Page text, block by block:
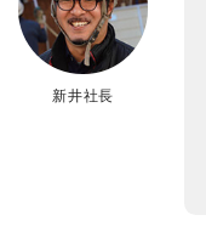
新井社長